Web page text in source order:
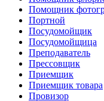
Помощник
Портной
Посудомойщик
Посудомойщица
Преподаватель
Прессовщик
Приемщик
Приемщик товара
Провизор